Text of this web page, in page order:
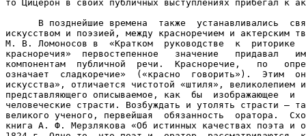
то Цицерон в своих публичных выступлениях прибегал к
В позднейшие времена  также  устанавливались
искусством и поэзией, между красноречием и актерским
М. В. Ломоносов в  «Кратком  руководстве  к  риторике
красноречия»  первостепенное   значение   придавал
компонентам  публичной  речи.  Красноречие,   по
означает  сладкоречие»  («красно  говорить»).  Этим
искусства», отличается чистотой «штиля»,
представляющего описываемое, как  бы  изображающее  и
человеческие страсти. Возбуждать и утолять страсти –
великого ученого, первейшая  обязанность  оратора.
книга А. Ф. Мерзлякова «Об истинных качествах поэта и